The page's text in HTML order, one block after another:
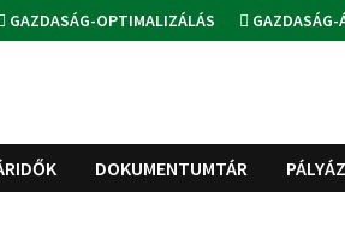
GAZDASÁG-OPTIMALIZÁLÁS GAZDASÁG-
DOKUMENTUMTÁR